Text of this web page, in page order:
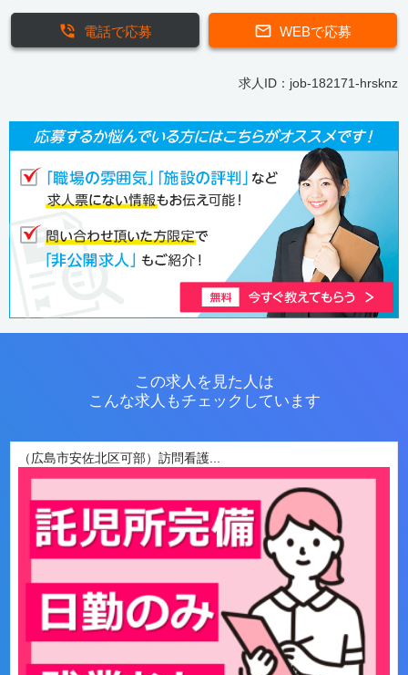
WEBで応募
電話で応募
求人ID：job-182171-hrsknz
この求人を見た人は
こんな求人もチェックしています
（広島市安佐北区可部）訪問看護...